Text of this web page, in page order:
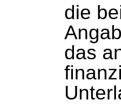
die
das